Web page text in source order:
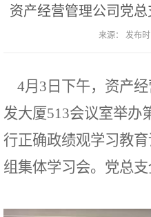
资产经营管理公司党
立和践行正确政绩观
来源： 发布
4月3日下午，资产
发大厦513会议室举办
行正确政绩观学习教
组集体学习会。党总支